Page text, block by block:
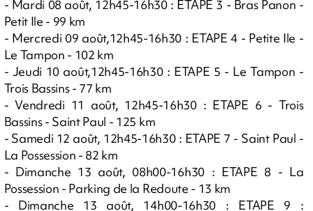
- Mardi 08 août, 12h45-16h30 : ETAPE 3 - Bras Panon -
Petit Ile - 99 km
- Mercredi 09 août,12h45-16h30 : ETAPE 4 - Petite Ile -
Le Tampon - 102 km
- Jeudi 10 août,12h45-16h30 : ETAPE 5 - Le Tampon -
Trois Bassins - 77 km
- Vendredi 11 août, 12h45-16h30 : ETAPE 6 - Trois
Bassins - Saint Paul - 125 km
- Samedi 12 août, 12h45-16h30 : ETAPE 7 - Saint Paul -
La Possession - 82 km
- Dimanche 13 août, 08h00-16h30 : ETAPE 8 - La
Possession - Parking de la Redoute - 13 km
- Dimanche 13 août, 14h00-16h30 : ETAPE 9 :